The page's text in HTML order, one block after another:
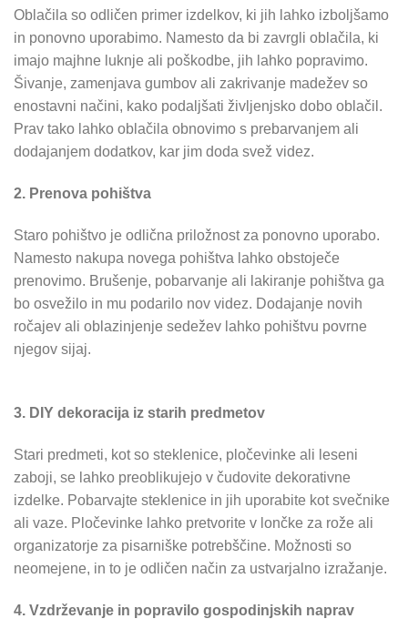
Oblačila so odličen primer izdelkov, ki jih lahko izboljšamo
in ponovno uporabimo. Namesto da bi zavrgli oblačila, ki
imajo majhne luknje ali poškodbe, jih lahko popravimo.
Šivanje, zamenjava gumbov ali zakrivanje madežev so
enostavni načini, kako podaljšati življenjsko dobo oblačil.
Prav tako lahko oblačila obnovimo s prebarvanjem ali
dodajanjem dodatkov, kar jim doda svež videz.
2. Prenova pohištva
Staro pohištvo je odlična priložnost za ponovno uporabo.
Namesto nakupa novega pohištva lahko obstoječe
prenovimo. Brušenje, pobarvanje ali lakiranje pohištva ga
bo osvežilo in mu podarilo nov videz. Dodajanje novih
ročajev ali oblazinjenje sedežev lahko pohištvu povrne
njegov sijaj.
3. DIY dekoracija iz starih predmetov
Stari predmeti, kot so steklenice, pločevinke ali leseni
zaboji, se lahko preoblikujejo v čudovite dekorativne
izdelke. Pobarvajte steklenice in jih uporabite kot svečnike
ali vaze. Pločevinke lahko pretvorite v lončke za rože ali
organizatorje za pisarniške potrebščine. Možnosti so
neomejene, in to je odličen način za ustvarjalno izražanje.
4. Vzdrževanje in popravilo gospodinjskih naprav